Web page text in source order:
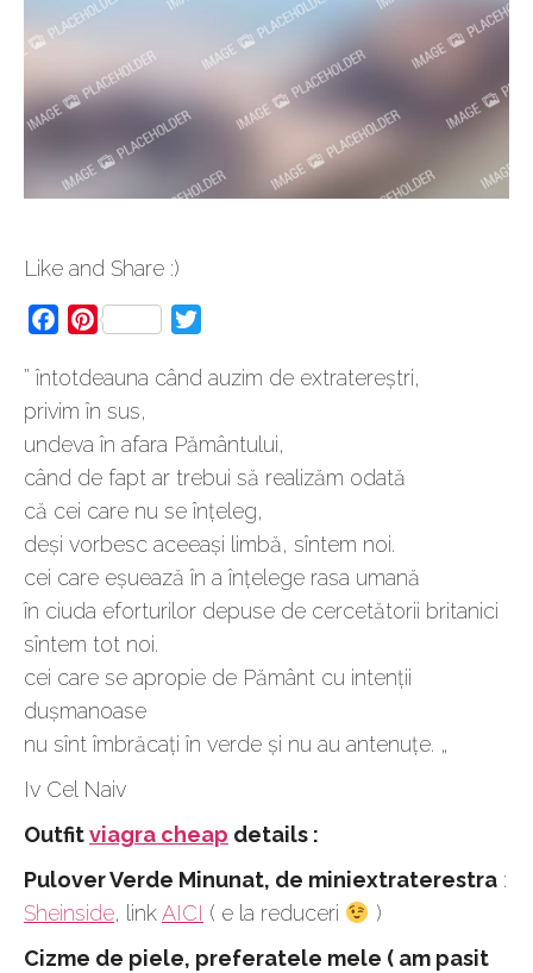
Like and Share :)
FacebookPinterest
” întotdeauna când auzim de extratereștri,
privim în sus,
undeva în afara Pământului,
când de fapt ar trebui să realizăm odată
că cei care nu se înțeleg,
deși vorbesc aceeași limbă, sîntem noi.
cei care eșuează în a înțelege rasa umană
în ciuda eforturilor depuse de cercetătorii britanici
sîntem tot noi.
cei care se apropie de Pământ cu intenții
dușmanoase
nu sînt îmbrăcați în verde și nu au antenuțe. „
Iv Cel Naiv
Outfitviagra cheap details :
Pulover Verde Minunat, de miniextraterestra :
Sheinside, linkAICI ( e la reduceri
)
Cizme de piele, preferatele mele ( am pasit